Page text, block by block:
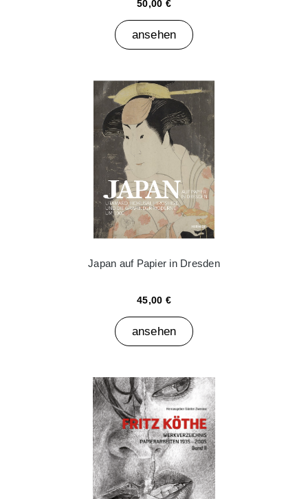
50,00 €
ansehen
Japan auf Papier in Dresden
45,00 €
ansehen